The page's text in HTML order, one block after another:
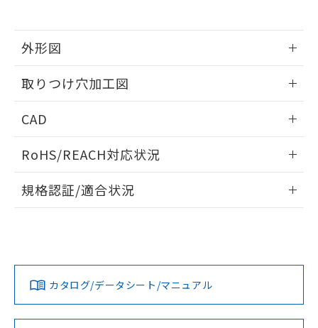
外形図
取りつけ穴加工図
CAD
ドすることができます。
ログイン/会員登録
ダウンロードデータをご利用いただく前に、以下を必ずお読
みください。
ソフトウェアの使用条件
RoHS/REACH対応状況
EU RoHS 注意事項・凡例
対応済み
規格認証/適合状況
カタログ/データシート/マニュアル
および当社の共同利用者が、当社の製
※当社の共同利用者とは、
の共同利用に関して"
の「1.共同利
とができます。
EU RoHS指令（10物質）の非含有証明書
ものではありません。
また、RoHS指令のフタル酸エステル類４
物質の対応では、対応完了までの期間は出
荷製品に未対応品が混在することから備考
欄に対応日を記載しておりました。